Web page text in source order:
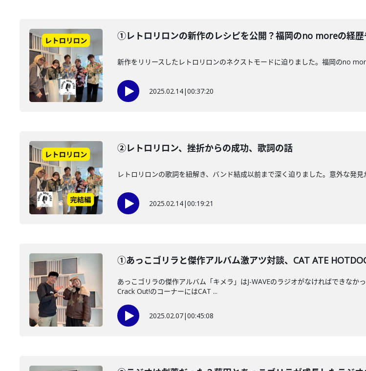
①レトロリロンの新作のレシピを公開？福岡のno moreの経歴
新作をリリースしたレトロリロンのネクストモードに迫りました。福岡のno
2025.02.14|00:37:20
②レトロリロン、挫折からの成功、歌詞の話
レトロリロンの歌詞を紐解き、バンド結成以前まで深く迫りました。意外な発見
2025.02.14|00:19:21
①あっこゴリラと傑作アルバム激アツ対談、CAT ATE
あっこゴリラの傑作アルバム「キメラ」はJ-WAVEのラジオがなければできな
Crack Out!のコーナーにはCAT ...
2025.02.07|00:45:08